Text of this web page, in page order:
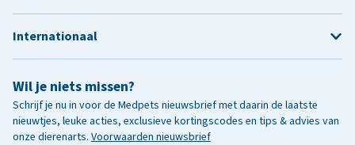
Wil je niets missen?
Schrijf je nu in voor de Medpets nieuwsbrief met daarin de laatste
nieuwtjes, leuke acties, exclusieve kortingscodes en tips & advies van
onze dierenarts. Voorwaarden nieuwsbrief
Internationaal